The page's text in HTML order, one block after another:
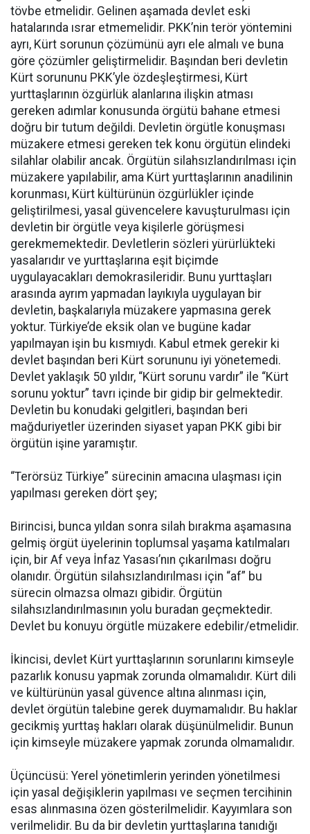
tövbe etmelidir. Gelinen aşamada devlet eski
hatalarında ısrar etmemelidir. PKK’nin terör yöntemini
ayrı, Kürt sorunun çözümünü ayrı ele almalı ve buna
göre çözümler geliştirmelidir. Başından beri devletin
Kürt sorununu PKK’yle özdeşleştirmesi, Kürt
yurttaşlarının özgürlük alanlarına ilişkin atması
gereken adımlar konusunda örgütü bahane etmesi
doğru bir tutum değildi. Devletin örgütle konuşması
müzakere etmesi gereken tek konu örgütün elindeki
silahlar olabilir ancak. Örgütün silahsızlandırılması için
müzakere yapılabilir, ama Kürt yurttaşlarının anadilinin
korunması, Kürt kültürünün özgürlükler içinde
geliştirilmesi, yasal güvencelere kavuşturulması için
devletin bir örgütle veya kişilerle görüşmesi
gerekmemektedir. Devletlerin sözleri yürürlükteki
yasalarıdır ve yurttaşlarına eşit biçimde
uygulayacakları demokrasileridir. Bunu yurttaşları
arasında ayrım yapmadan layıkıyla uygulayan bir
devletin, başkalarıyla müzakere yapmasına gerek
yoktur. Türkiye’de eksik olan ve bugüne kadar
yapılmayan işin bu kısmıydı. Kabul etmek gerekir ki
devlet başından beri Kürt sorununu iyi yönetemedi.
Devlet yaklaşık 50 yıldır, “Kürt sorunu vardır” ile “Kürt
sorunu yoktur” tavrı içinde bir gidip bir gelmektedir.
Devletin bu konudaki gelgitleri, başından beri
mağduriyetler üzerinden siyaset yapan PKK gibi bir
örgütün işine yaramıştır.
“Terörsüz Türkiye” sürecinin amacına ulaşması için
yapılması gereken dört şey;
Birincisi, bunca yıldan sonra silah bırakma aşamasına
gelmiş örgüt üyelerinin toplumsal yaşama katılmaları
için, bir Af veya İnfaz Yasası’nın çıkarılması doğru
olanıdır. Örgütün silahsızlandırılması için “af” bu
sürecin olmazsa olmazı gibidir. Örgütün
silahsızlandırılmasının yolu buradan geçmektedir.
Devlet bu konuyu örgütle müzakere edebilir/etmelidir.
İkincisi, devlet Kürt yurttaşlarının sorunlarını kimseyle
pazarlık konusu yapmak zorunda olmamalıdır. Kürt dili
ve kültürünün yasal güvence altına alınması için,
devlet örgütün talebine gerek duymamalıdır. Bu haklar
gecikmiş yurttaş hakları olarak düşünülmelidir. Bunun
için kimseyle müzakere yapmak zorunda olmamalıdır.
Üçüncüsü: Yerel yönetimlerin yerinden yönetilmesi
için yasal değişiklerin yapılması ve seçmen tercihinin
esas alınmasına özen gösterilmelidir. Kayyımlara son
verilmelidir. Bu da bir devletin yurttaşlarına tanıdığı